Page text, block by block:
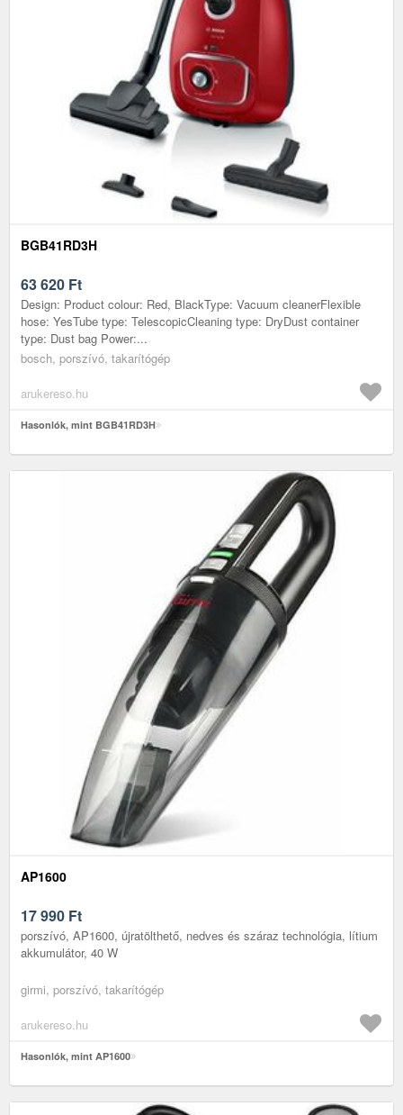
BGB41RD3H
63 620 Ft
Design: Product colour: Red, BlackType: Vacuum cleanerFlexible
hose: YesTube type: TelescopicCleaning type: DryDust container
type: Dust bag Power:...
bosch, porszívó, takarítógép
arukereso.hu
Hasonlók, mint BGB41RD3H
AP1600
17 990 Ft
porszívó, AP1600, újratölthető, nedves és száraz technológia, lítium
akkumulátor, 40 W
girmi, porszívó, takarítógép
arukereso.hu
Hasonlók, mint AP1600